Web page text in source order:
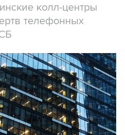
колл-центры
телефонных